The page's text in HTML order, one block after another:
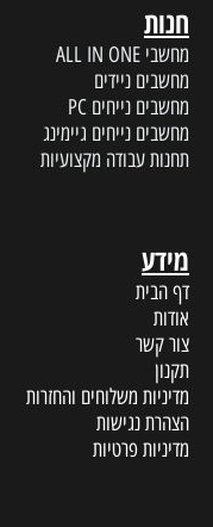
חנות
מחשבי ALL IN ONE
מחשבים ניידים
מחשבים נייחים PC
מחשבים נייחים גיימינג
תחנות עבודה מקצועיות
מידע
דף הבית
אודות
צור קשר
תקנון
מדיניות משלוחים והחזרות
הצהרת נגישות
מדיניות פרטיות